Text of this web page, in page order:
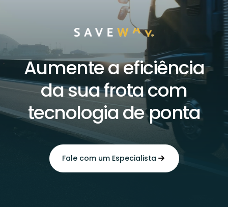
Aumente a eficiência
da sua frota com
tecnologia de ponta
Fale com um Especialista